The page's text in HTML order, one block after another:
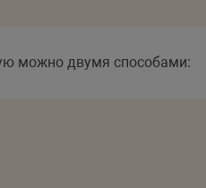
можно двумя способами: